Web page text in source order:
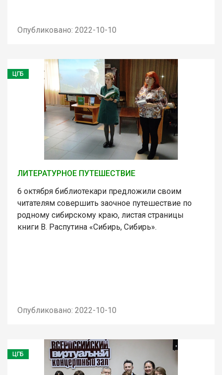
Опубликовано: 2022-10-10
ЦГБ
ЛИТЕРАТУРНОЕ ПУТЕШЕСТВИЕ
6 октября библиотекари предложили своим
читателям совершить заочное путешествие по
родному сибирскому краю, листая страницы
книги В. Распутина «Сибирь, Сибирь».
Опубликовано: 2022-10-10
ЦГБ